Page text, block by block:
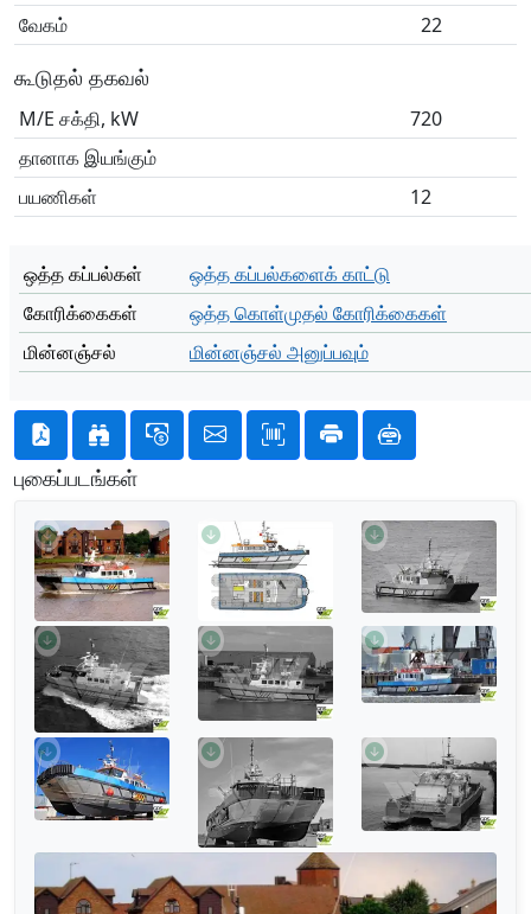
வேகம்
22
கூடுதல் தகவல்
M/E சக்தி, kW
720
தானாக இயங்கும்
பயணிகள்
12
ஒத்த கப்பல்கள்
ஒத்த கப்பல்களைக் காட்டு
கோரிக்கைகள்
ஒத்த கொள்முதல் கோரிக்கைகள்
மின்னஞ்சல்
மின்னஞ்சல் அனுப்பவும்
புகைப்படங்கள்